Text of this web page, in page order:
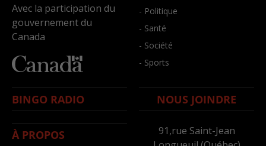
Avec la participation du
gouvernement du
Canada
- Politique
- Santé
- Société
- Sports
BINGO RADIO
À PROPOS
NOUS JOINDRE
91,rue Saint-Jean